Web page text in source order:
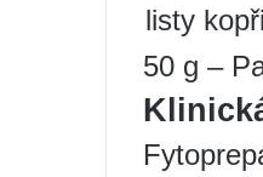
listy
50 g –